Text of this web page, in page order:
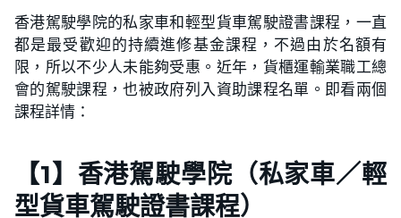
香港駕駛學院的私家車和輕型貨車駕駛證書課程，一直
都是最受歡迎的持續進修基金課程，不過由於名額有
限，所以不少人未能夠受惠。近年，貨櫃運輸業職工總
會的駕駛課程，也被政府列入資助課程名單。即看兩個
課程詳情：
【1】香港駕駛學院（私家車／輕
型貨車駕駛證書課程）